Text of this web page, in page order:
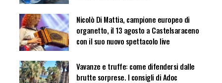
Nicolò Di Mattia, campione europeo di
organetto, il 13 agosto a Castelsaraceno
con il suo nuovo spettacolo live
Vavanze e truffe: come difendersi dalle
brutte sorprese. I consigli di Adoc